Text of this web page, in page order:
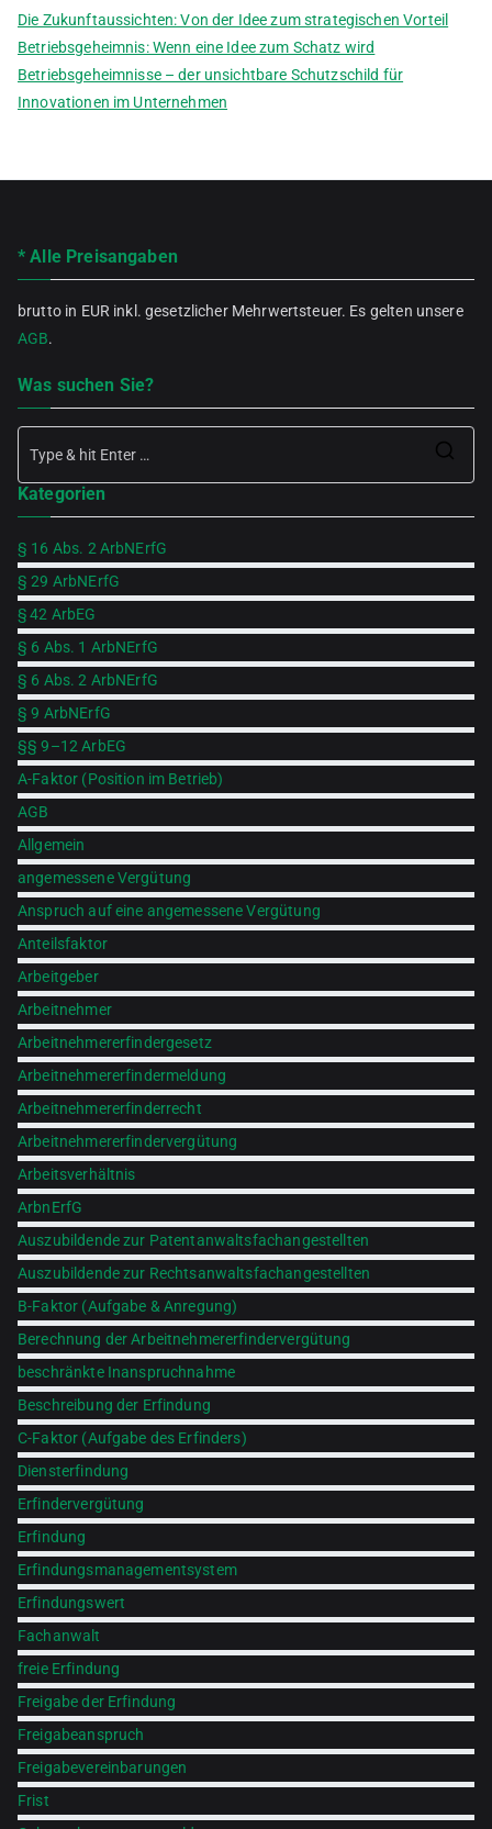
Die Zukunftaussichten: Von der Idee zum strategischen Vorteil
Betriebsgeheimnis: Wenn eine Idee zum Schatz wird
Betriebsgeheimnisse – der unsichtbare Schutzschild für
Innovationen im Unternehmen
* Alle Preisangaben
brutto in EUR inkl. gesetzlicher Mehrwertsteuer. Es gelten unsere
AGB.
Was suchen Sie?
Kategorien
§ 16 Abs. 2 ArbNErfG
§ 29 ArbNErfG
§ 42 ArbEG
§ 6 Abs. 1 ArbNErfG
§ 6 Abs. 2 ArbNErfG
§ 9 ArbNErfG
§§ 9–12 ArbEG
A-Faktor (Position im Betrieb)
AGB
Allgemein
angemessene Vergütung
Anspruch auf eine angemessene Vergütung
Anteilsfaktor
Arbeitgeber
Arbeitnehmer
Arbeitnehmererfindergesetz
Arbeitnehmererfindermeldung
Arbeitnehmererfinderrecht
Arbeitnehmererfindervergütung
Arbeitsverhältnis
ArbnErfG
Auszubildende zur Patentanwaltsfachangestellten
Auszubildende zur Rechtsanwaltsfachangestellten
B-Faktor (Aufgabe & Anregung)
Berechnung der Arbeitnehmererfindervergütung
beschränkte Inanspruchnahme
Beschreibung der Erfindung
C-Faktor (Aufgabe des Erfinders)
Diensterfindung
Erfindervergütung
Erfindung
Erfindungsmanagementsystem
Erfindungswert
Fachanwalt
freie Erfindung
Freigabe der Erfindung
Freigabeanspruch
Freigabevereinbarungen
Frist